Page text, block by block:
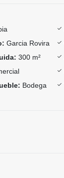
Garcia Rovira
300 m²
Bodega